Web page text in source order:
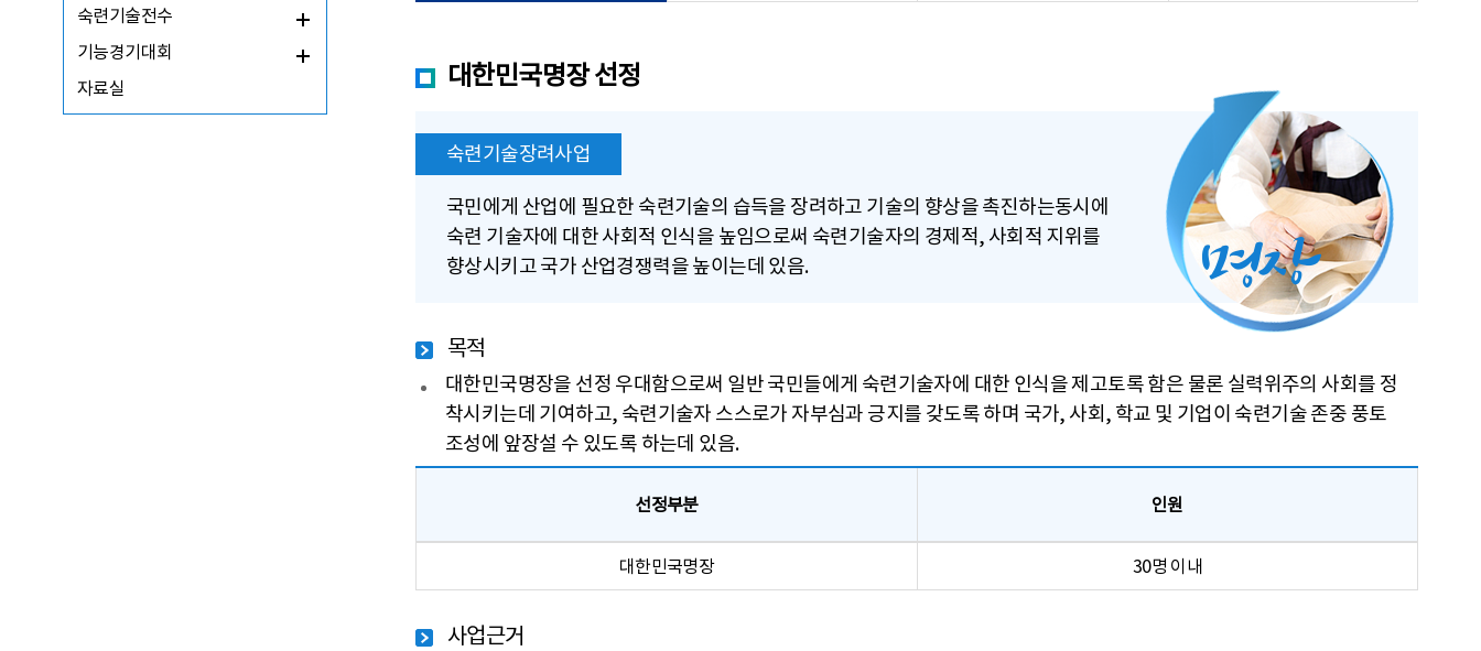
숙련기술전수
기능경기대회
자료실
대한민국명장 선정
숙련기술장려사업
국민에게 산업에 필요한 숙련기술의 습득을 장려하고 기술의 향상을 촉진하는동시에
숙련 기술자에 대한 사회적 인식을 높임으로써 숙련기술자의 경제적, 사회적 지위를
향상시키고 국가 산업경쟁력을 높이는데 있음.
목적
대한민국명장을 선정 우대함으로써 일반 국민들에게 숙련기술자에 대한 인식을 제고토록 함은 물론 실력위주의 사회를 정
착시키는데 기여하고, 숙련기술자 스스로가 자부심과 긍지를 갖도록 하며 국가, 사회, 학교 및 기업이 숙련기술 존중 풍토
조성에 앞장설 수 있도록 하는데 있음.
선정부분 인원
대한민국명장 30명 이내
사업근거